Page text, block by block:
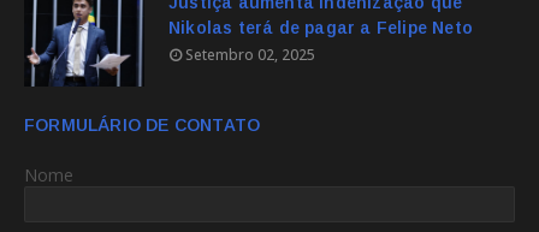
Nikolas terá de pagar a Felipe Neto
Setembro 02, 2025
FORMULÁRIO DE CONTATO
Nome